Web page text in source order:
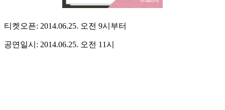
티켓오픈: 2014.06.25. 오전 9시부터
공연일시: 2014.06.25. 오전 11시